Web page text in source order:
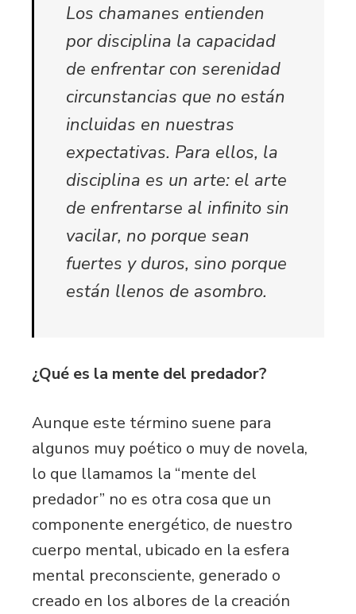
Los chamanes entienden
por disciplina la capacidad
de enfrentar con serenidad
circunstancias que no están
incluidas en nuestras
expectativas. Para ellos, la
disciplina es un arte: el arte
de enfrentarse al infinito sin
vacilar, no porque sean
fuertes y duros, sino porque
están llenos de asombro.
¿Qué es la mente del predador?
Aunque este término suene para
algunos muy poético o muy de novela,
lo que llamamos la “mente del
predador” no es otra cosa que un
componente energético, de nuestro
cuerpo mental, ubicado en la esfera
mental preconsciente, generado o
creado en los albores de la creación